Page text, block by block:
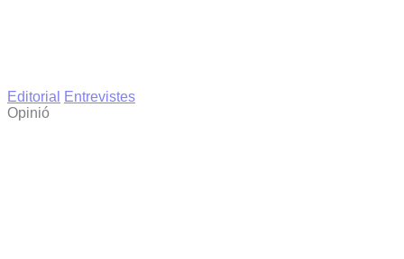
Editorial
Entrevistes
Opinió